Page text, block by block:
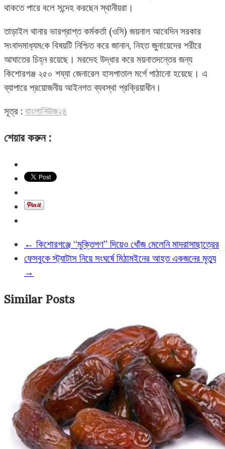
থাকতে পারে বলে সন্দেহ করছেন স্থানীয়রা।
তাড়াইল থানার ভারপ্রাপ্ত কর্মকর্তা (ওসি) জয়নাল আবেদিন সরকার
সংবাদমাধ‌্যম‌কে বিষয়টি নিশ্চিত করে জানান, নিহত জুনায়েদের শরীরে
আঘাতের চিহ্ন রয়েছে। মরদেহ উদ্ধার করে ময়নাতদন্তের জন্য
কিশোরগঞ্জ ২৫০ শয্যা জেনারেল হাসপাতাল মর্গে পাঠানো হয়েছে। এ
ব্যাপারে প্রয়োজনীয় আইনগত ব্যবস্থা প্রক্রিয়াধীন।
সূত্র : বাংলা‌নিউজ২৪
শেয়ার করুন :
← কিশোরগঞ্জে “মুক্তিপণ” দিয়েও খোঁজ মেলেনি মাদরাসাছাত্রের
ফেসবুকে স্ট্যাটাস নিয়ে সংঘর্ষে মিঠামইনের আহত একজনের মৃত্যু
→
Similar Posts